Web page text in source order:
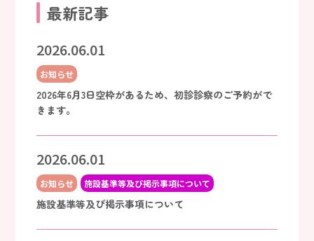
最新記事
2026.06.01
お知らせ
2026年6月3日空枠があるため、初診診察のご予約がで
きます。
2026.06.01
お知らせ 施設基準等及び掲示事項について
施設基準等及び掲示事項について